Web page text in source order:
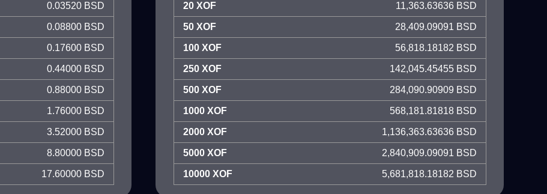
0.03520 BSD
0.08800 BSD
0.17600 BSD
0.44000 BSD
0.88000 BSD
1.76000 BSD
3.52000 BSD
8.80000 BSD
17.60000 BSD
20 XOF 11,363.63636 BSD
50 XOF 28,409.09091 BSD
100 XOF 56,818.18182 BSD
250 XOF 142,045.45455 BSD
500 XOF 284,090.90909 BSD
1000 XOF 568,181.81818 BSD
2000 XOF 1,136,363.63636 BSD
5000 XOF 2,840,909.09091 BSD
10000 XOF 5,681,818.18182 BSD